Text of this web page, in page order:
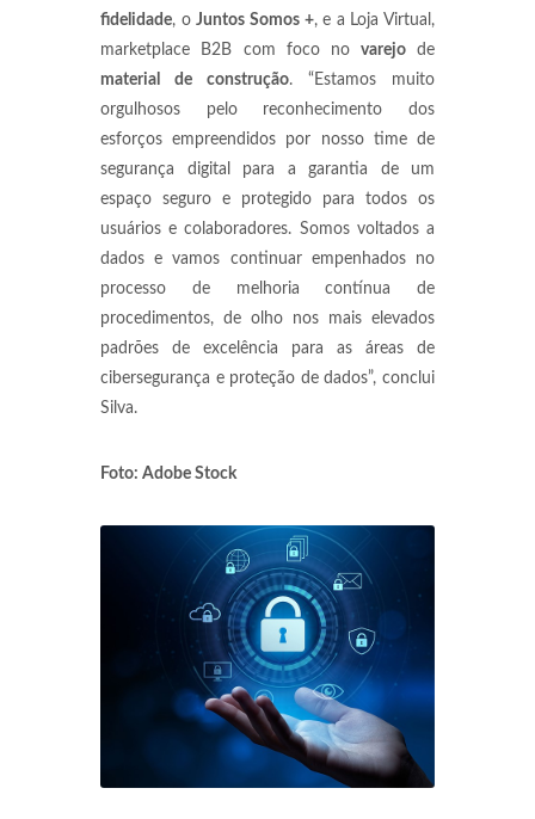
fidelidade, oJuntos Somos +, e a Loja Virtual,
marketplace B2B com foco no varejode
material de construção. “Estamos muito
orgulhosos pelo reconhecimento dos
esforços empreendidos por nosso time de
segurança digital para a garantia de um
espaço seguro e protegido para todos os
usuários e colaboradores. Somos voltados a
dados e vamos continuar empenhados no
processo de melhoria contínua de
procedimentos, de olho nos mais elevados
padrões de excelência para as áreas de
cibersegurança e proteção de dados”, conclui
Silva.
Foto: Adobe Stock